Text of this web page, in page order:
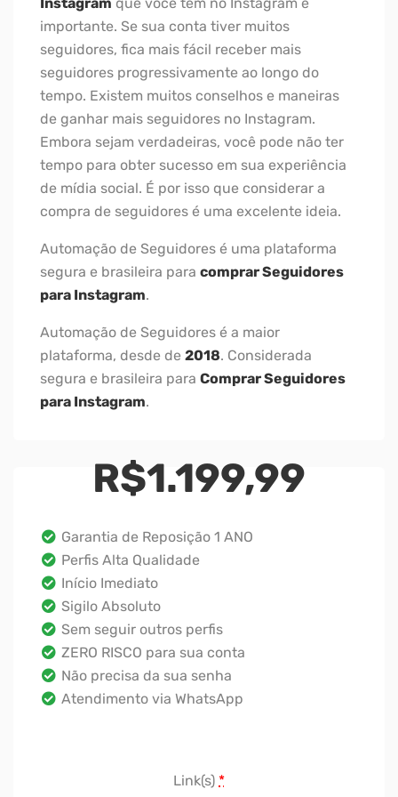
importante. Se sua conta tiver muitos
seguidores, fica mais fácil receber mais
seguidores progressivamente ao longo do
tempo. Existem muitos conselhos e maneiras
de ganhar mais seguidores no Instagram.
Embora sejam verdadeiras, você pode não ter
tempo para obter sucesso em sua experiência
de mídia social. É por isso que considerar a
compra de seguidores é uma excelente ideia.
Automação de Seguidores é uma plataforma
segura e brasileira para comprar Seguidores
para Instagram.
Automação de Seguidores é a maior
plataforma, desde de 2018. Considerada
segura e brasileira para Comprar Seguidores
para Instagram.
R$1.199,99
Garantia de Reposição 1 ANO
Perfis Alta Qualidade
Início Imediato
Sigilo Absoluto
Sem seguir outros perfis
ZERO RISCO para sua conta
Não precisa da sua senha
Atendimento via WhatsApp
Link(s) *